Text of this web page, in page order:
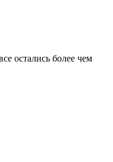
остались более чем